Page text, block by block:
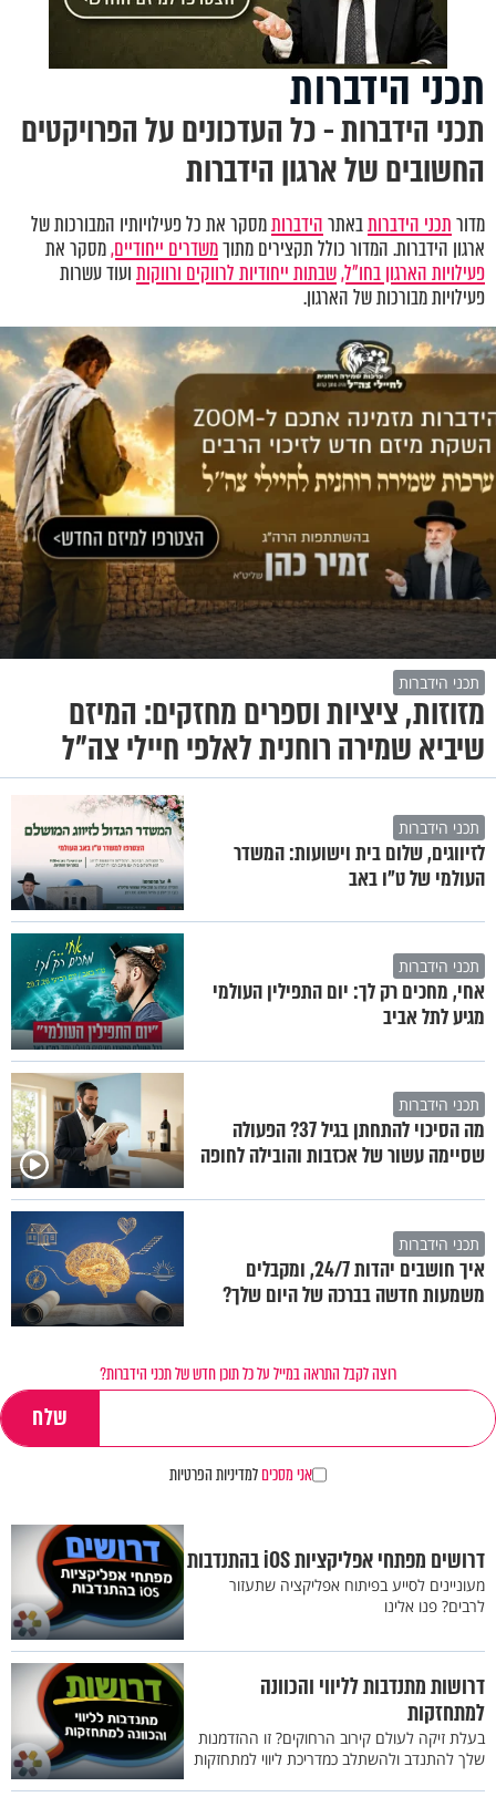
תכני הידברות
תכני הידברות - כל העדכונים על הפרויקטים
החשובים של ארגון הידברות
מדורתכני הידברותבאתרהידברותמסקר את כל פעילויותיו המבורכות של
ארגון הידברות. המדור כולל תקצירים מתוךמשדרים ייחודיים,מסקר את
פעילויות הארגון בחו"ל,שבתות ייחודיות לרווקים ורווקותועוד עשרות
פעילויות מבורכות של הארגון.
תכני הידברות
מזוזות, ציציות וספרים מחזקים: המיזם
שיביא שמירה רוחנית לאלפי חיילי צה"ל
תכני הידברות
לזיווגים, שלום בית וישועות: המשדר
העולמי של ט"ו באב
תכני הידברות
אחי, מחכים רק לך: יום התפילין העולמי
מגיע לתל אביב
תכני הידברות
מה הסיכוי להתחתן בגיל 37? הפעולה
שסיימה עשור של אכזבות והובילה לחופה
תכני הידברות
איך חושבים יהדות 24/7, ומקבלים
משמעות חדשה בברכה של היום שלך?
רוצה לקבל התראה במייל על כל תוכן חדש של תכני הידברות?
אני מסכיםלמדיניות הפרטיות
דרושים מפתחי אפליקציות iOS בהתנדבות
מעוניינים לסייע בפיתוח אפליקציה שתעזור
לרבים? פנו אלינו
דרושות מתנדבות לליווי והכוונה
למתחזקות
בעלת זיקה לעולם קירוב הרחוקים? זו ההזדמנות
שלך להתנדב ולהשתלב כמדריכת ליווי למתחזקות